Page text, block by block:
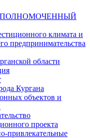
климата и
предпринимательства
области
Кургана
объектов и
проекта
привлекательные